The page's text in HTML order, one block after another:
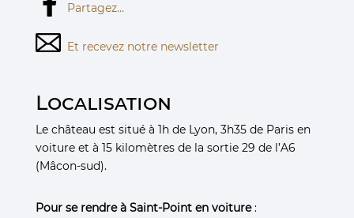
Partagez…
Et recevez notre newsletter
Localisation
Le château est situé à 1h de Lyon, 3h35 de Paris en
voiture et à 15 kilomètres de la sortie 29 de l’A6
(Mâcon-sud).
Pour se rendre à Saint-Point en voiture: